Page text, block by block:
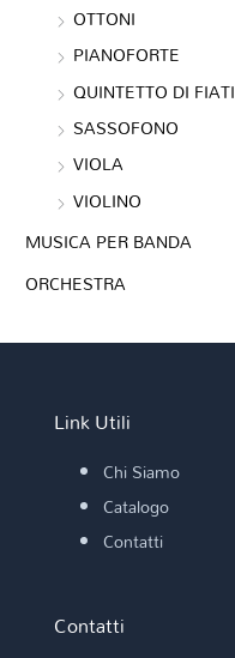
OTTONI
PIANOFORTE
QUINTETTO DI FIATI
SASSOFONO
VIOLA
VIOLINO
MUSICA PER BANDA
ORCHESTRA
Link Utili
Chi Siamo
Catalogo
Contatti
Contatti